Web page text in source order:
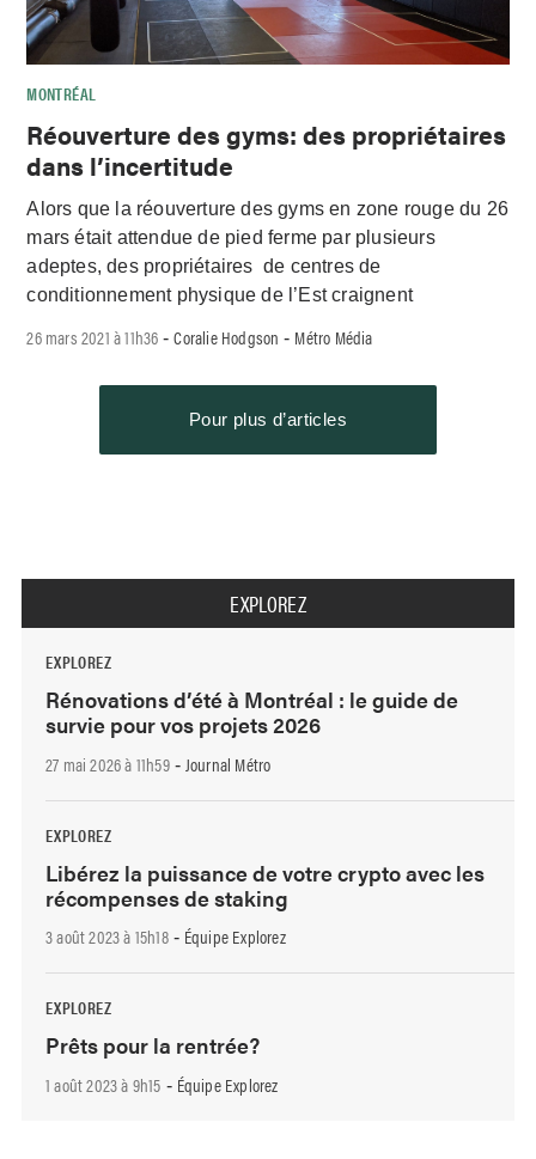
MONTRÉAL
Réouverture des gyms: des propriétaires
dans l’incertitude
Alors que la réouverture des gyms en zone rouge du 26
mars était attendue de pied ferme par plusieurs
adeptes, des propriétaires de centres de
conditionnement physique de l’Est craignent
26 mars 2021 à 11h36 -Coralie Hodgson - Métro Média
Pour plus d’articles
EXPLOREZ
EXPLOREZ
Rénovations d’été à Montréal : le guide de
survie pour vos projets 2026
27 mai 2026 à 11h59- Journal Métro
EXPLOREZ
Libérez la puissance de votre crypto avec les
récompenses de staking
3 août 2023 à 15h18- Équipe Explorez
EXPLOREZ
Prêts pour la rentrée?
1 août 2023 à 9h15 - Équipe Explorez